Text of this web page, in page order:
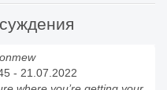
- 21.07.2022